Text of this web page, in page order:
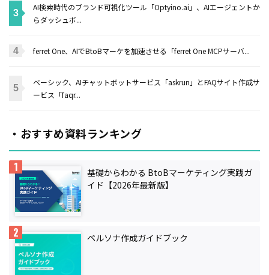
AI検索時代のブランド可視化ツール「Optyino.ai」、AIエージェントか
らダッシュボ...
ferret One、AIでBtoBマーケを加速させる「ferret One MCPサーバ...
ベーシック、AIチャットボットサービス「askrun」とFAQサイト作成サ
ービス「faqr...
・おすすめ資料ランキング
基礎からわかる BtoBマーケティング実践ガ
イド【2026年最新版】
ペルソナ作成ガイドブック